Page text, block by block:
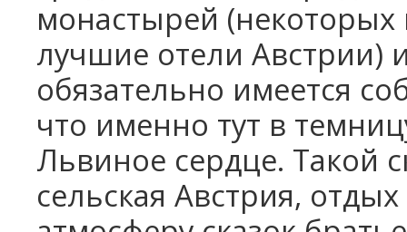
монастырей
лучшие отели Австрии)
обязательно имеется
что именно тут в
Львиное сердце. Такой
сельская Австрия,